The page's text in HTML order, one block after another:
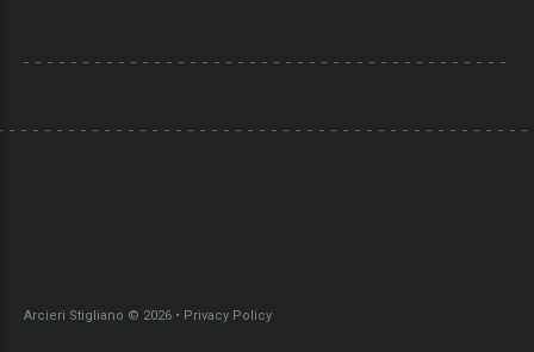
Arcieri Stigliano © 2026 Privacy Policy